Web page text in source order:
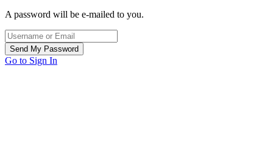
A password will be e-mailed to you.
Go to Sign In